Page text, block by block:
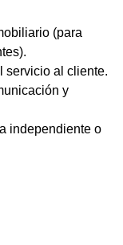
(para
servicio al cliente.
y
independiente o